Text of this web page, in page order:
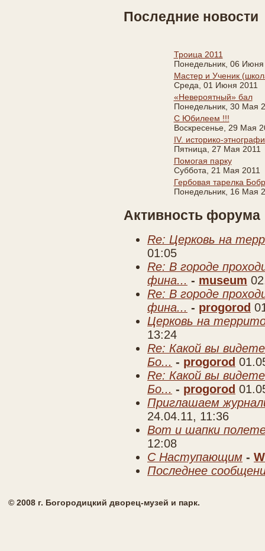
Последние новости
Троица 2011
Понедельник, 06 Июня
Мастер и Ученик
Среда, 01 Июня 2011
«Невероятный» бал
Понедельник, 30 Мая
С Юбилеем !!!
Воскресенье, 29 Мая
IV. историко-
Пятница, 27 Мая 2011
Помогая парку
Суббота, 21 Мая 2011
Гербовая тарелка
Понедельник, 16 Мая
Активность форума
Re: Церковь на
01:05
Re: В городе
фина... - museum
Re: В городе
фина... - progorod
Церковь на
13:24
Re: Какой вы
Бо... - progorod
Re: Какой вы
Бо... - progorod
Приглашаем
24.04.11, 11:36
Вот и шапки
12:08
C Наступающим -
Последнее
© 2008 г. Богородицкий дворец-музей и парк.